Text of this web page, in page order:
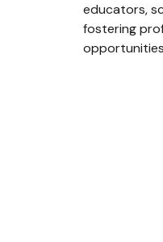
educators,
fostering